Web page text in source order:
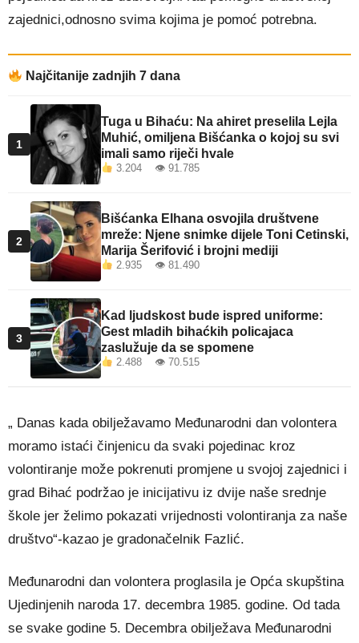
zajednici,odnosno svima kojima je pomoć potrebna.
Najčitanije zadnjih 7 dana
1
Tuga u Bihaću: Na ahiret preselila Lejla
Muhić, omiljena Bišćanka o kojoj su svi
imali samo riječi hvale
3.204 👁 91.785
2
Bišćanka Elhana osvojila društvene
mreže: Njene snimke dijele Toni Cetinski,
Marija Šerifović i brojni mediji
2.935 👁 81.490
3
Kad ljudskost bude ispred uniforme:
Gest mladih bihaćkih policajaca
zaslužuje da se spomene
2.488 👁 70.515
„ Danas kada obilježavamo Međunarodni dan volontera
moramo istaći činjenicu da svaki pojedinac kroz
volontiranje može pokrenuti promjene u svojoj zajednici i
grad Bihać podržao je inicijativu iz dvije naše srednje
škole jer želimo pokazati vrijednosti volontiranja za naše
društvo“-kazao je gradonačelnik Fazlić.
Međunarodni dan volontera proglasila je Opća skupština
Ujedinjenih naroda 17. decembra 1985. godine. Od tada
se svake godine 5. Decembra obilježava Međunarodni